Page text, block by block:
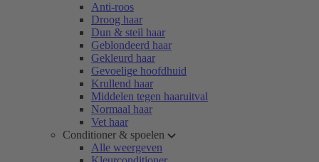
Anti-roos
Droog haar
Dun & steil haar
Geblondeerd haar
Gekleurd haar
Gevoelige hoofdhuid
Krullend haar
Middelen tegen haaruitval
Normaal haar
Vet haar
Conditioner & spoelen
Alle weergeven